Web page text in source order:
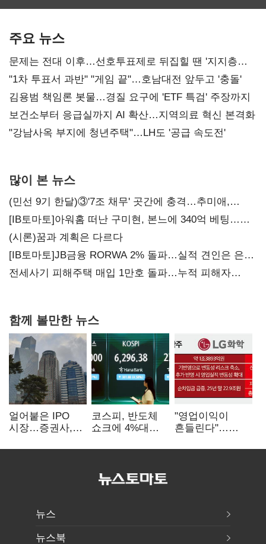
주요 뉴스
문제는 전대 이후…선호투표제로 뒤집힐 땐 '지지층
불복'
"1차 투표서 과반" "게임 끝"…호남대전 앞두고 '충돌'
김용범 책임론 봇물…경질 요구에 'ETF 특검' 주장까지
보건소부터 응급실까지 AI 확산…지역의료 혁신 본격화
"강남사옥 부지에 청년주택"…LH도 '공급 속도전'
많이 본 뉴스
(민선 9기 한달)③'7조 채무' 곳간에 충격…추미애,
20년만에 '비상재정' 선언 승부수
[IB토마토]아워홈 떠난 구미현, 본느에 340억 베팅…
가족 지배체제 구축
(시론)꿈과 계획은 다르다
[IB토마토]JB금융 RORWA 2% 돌파…실적 견인은 은행
아닌 캐피탈
전세사기 피해주택 매입 1만호 돌파…누적 피해자
함께 볼만한 뉴스
얼어붙은 IPO
시장…증권사,
전쟁' 기대
코스피, 반도체
쇼크에 4%대
5거래일째 상승
"영업이익이
흔들린다"…
18에 취약
뉴스
뉴스북